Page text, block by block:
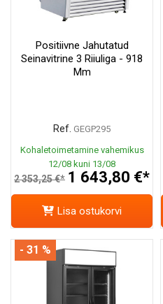
Positiivne Jahutatud
Seinavitrine 3 Riiuliga - 918
Mm
Ref. GEGP295
Kohaletoimetamine vahemikus
12/08 kuni 13/08
2 353,25 €* 1 643,80 €*
Lisa ostukorvi
- 31 %